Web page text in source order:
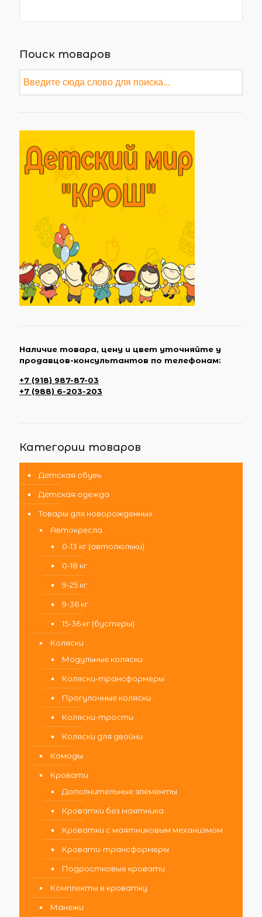
Поиск товаров
Наличие товара, цену и цвет уточняйте у
продавцов-консультантов по телефонам:
+7 (918) 987-87-03
+7 (988) 6-203-203
Категории товаров
Детская обувь
Детская одежда
Товары для новорожденных
Автокресла
0-13 кг (автолюльки)
0-18 кг
9-25 кг
9-36 кг
15-36 кг (бустеры)
Коляски
Модульные коляски
Коляски-трансформеры
Прогулочные коляски
Коляски-трости
Коляски для двойни
Комоды
Кровати
Дополнительные элементы
Кроватки без маятника
Кроватки с маятниковым механизмом
Кровати-трансформеры
Подростковые кровати
Комплекты в кроватку
Манежи